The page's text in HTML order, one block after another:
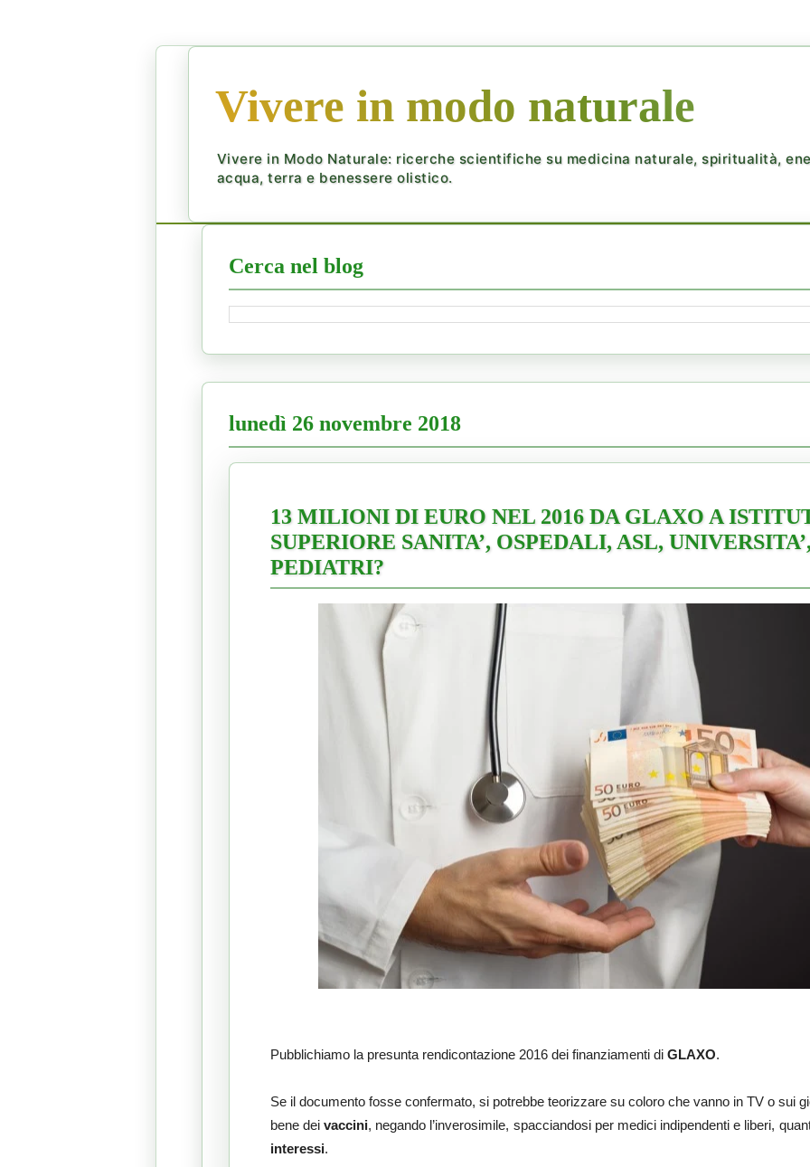
Vivere in modo naturale
Vivere in Modo Naturale: ricerche scientifiche su medicina naturale, spiritualità,
acqua, terra e benessere olistico.
Cerca nel blog
lunedì 26 novembre 2018
13 MILIONI DI EURO NEL 2016 DA GLAXO A
SUPERIORE SANITA’, OSPEDALI, ASL,
PEDIATRI?
Pubblichiamo la presunta rendicontazione 2016 dei finanziamenti di GLAXO.
Se il documento fosse confermato, si potrebbe teorizzare su coloro che vanno in TV o sui
bene dei vaccini, negando l’inverosimile, spacciandosi per medici indipendenti e liberi,
interessi.